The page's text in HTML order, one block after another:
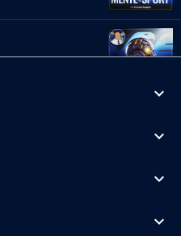
expand_more
expand_more
expand_more
expand_more